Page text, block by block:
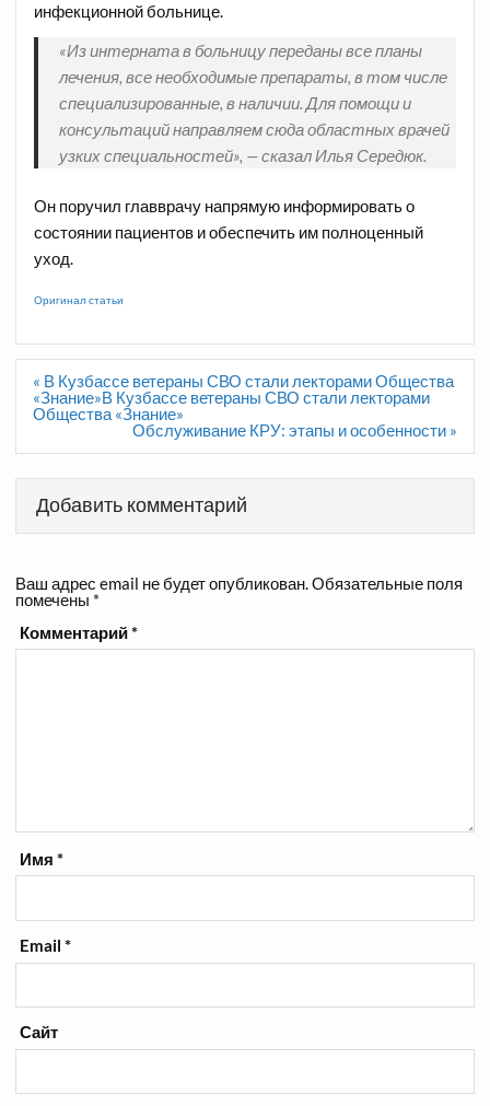
инфекционной больнице.
«Из интерната в больницу переданы все планы
лечения, все необходимые препараты, в том числе
специализированные, в наличии. Для помощи и
консультаций направляем сюда областных врачей
узких специальностей», — сказал Илья Середюк.
Он поручил главврачу напрямую информировать о
состоянии пациентов и обеспечить им полноценный
уход.
Оригинал статьи
Навигация
по
записям
« В Кузбассе ветераны СВО стали лекторами Общества
«Знание»В Кузбассе ветераны СВО стали лекторами
Общества «Знание»
Обслуживание КРУ: этапы и особенности »
Добавить комментарий
Ваш адрес email не будет опубликован.Обязательные поля
помечены *
Комментарий*
Имя*
Email*
Сайт